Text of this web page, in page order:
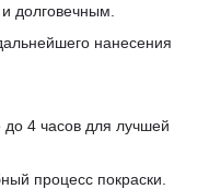
долговечным.
нанесения
4 часов для лучшей
процесс покраски.